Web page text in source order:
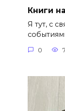
Книги
Я тут, с
0